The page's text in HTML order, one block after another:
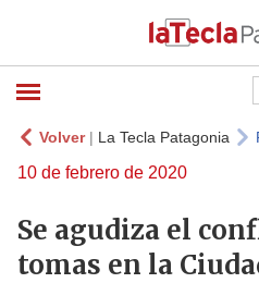
Volver| La Tecla Patagonia
10 de febrero de 2020
Se agudiza el
tomas en la